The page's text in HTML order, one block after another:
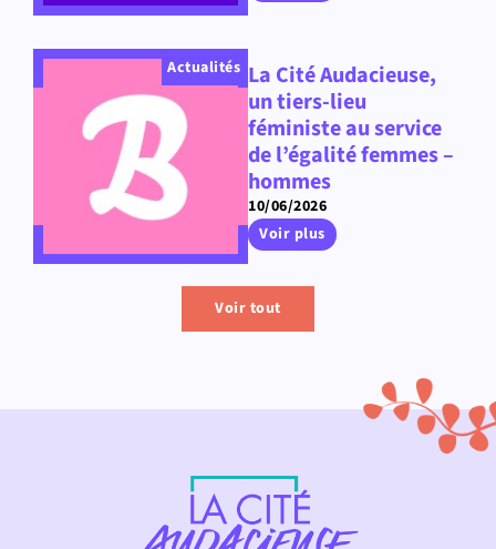
Actualités La Cité Audacieuse,
un tiers-lieu
féministe au service
de l’égalité femmes –
hommes
10/06/2026
Voir plus
Voir tout